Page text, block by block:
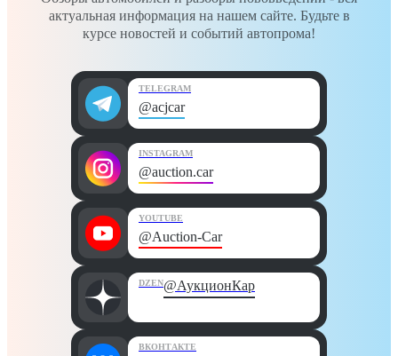
актуальная информация на нашем сайте. Будьте в
курсе новостей и событий автопрома!
TELEGRAM
@acjcar
INSTAGRAM
@auction.car
YOUTUBE
@Auction-Car
DZEN@АукционКар
ВКОНТАКТЕ